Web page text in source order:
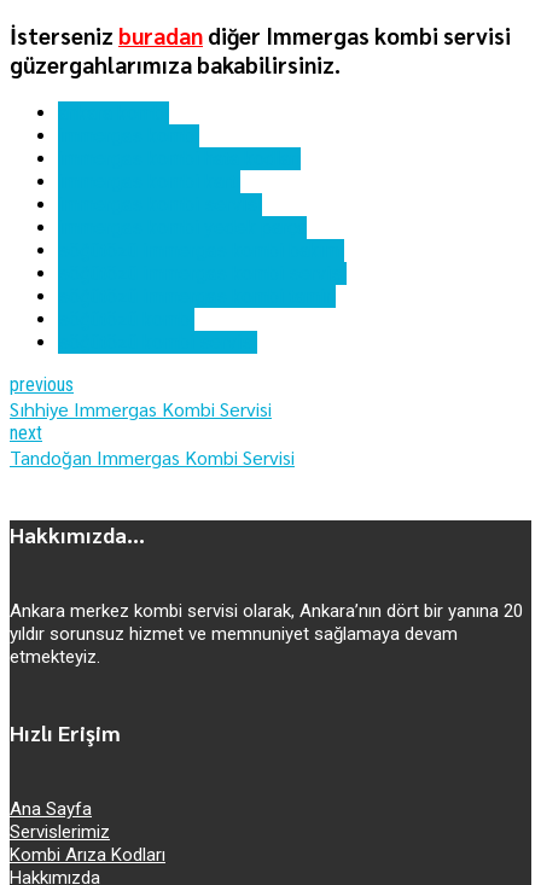
İsterseniz buradan diğer Immergas kombi servisi
güzergahlarımıza bakabilirsiniz.
previous
Sıhhiye Immergas Kombi Servisi
next
Tandoğan Immergas Kombi Servisi
Hakkımızda...
Ankara merkez kombi servisi olarak, Ankara’nın dört bir yanına 20
yıldır sorunsuz hizmet ve memnuniyet sağlamaya devam
etmekteyiz.
Hızlı Erişim
Ana Sayfa
Servislerimiz
Kombi Arıza Kodları
Hakkımızda